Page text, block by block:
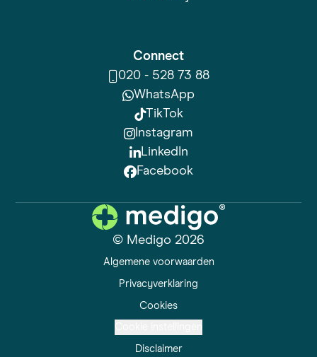
Connect
020 - 528 73 88
WhatsApp
TikTok
Instagram
LinkedIn
Facebook
© Medigo 2026
Algemene voorwaarden
Privacyverklaring
Cookies
Disclaimer